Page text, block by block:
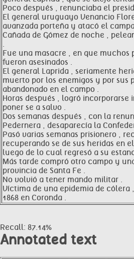
Poco después , renunciaba el
El general uruguayo Venancio
avanzada porteña y atacó el
Cañada de Gómez de noche ,
.
Fue una masacre , en que muchos
fueron asesinados .
El general Laprida , seriamente
muerto por los enemigos y por sus
abandonado en el campo .
Horas después , logró incorporarse
poner se a salvo .
Dos semanas después , con la
Pedernera , desaparecía la
Pasó varias semanas prisionero ,
recuperando se de sus heridas en
luego de lo cual regresó a su
Más tarde compró otro campo y
provincia de Santa Fe .
No volvió a tener mando militar .
Víctima de una epidemia de cólera
1868 en Coronda .
Recall: 87.14%
Annotated text